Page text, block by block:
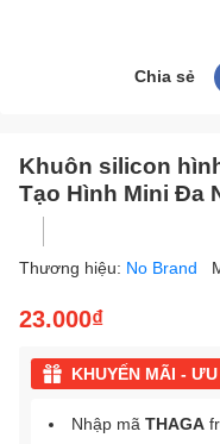
Chia sẻ
Khuôn silicon
Tạo Hình Mini Đa
Thương hiệu: No Brand
23.000₫
KHUYẾN MÃI -
Nhập mã THAGA